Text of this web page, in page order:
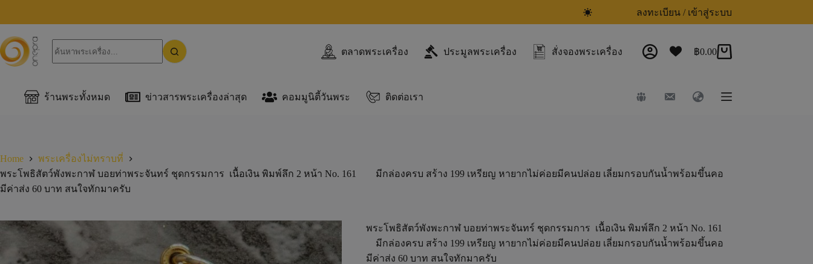
ลงทะเบียน / เข้าสู่ระบบ
ตลาดพระเครื่อง ประมูลพระเครื่อง สั่งจองพระเครื่อง ฿0.00
ร้านพระทั้งหมด ข่าวสารพระเครื่องล่าสุด คอมมูนิตี้วันพระ ติดต่อเรา
Home
พระเครื่องไม่ทราบที่
พระโพธิสัตว์พังพะกาฬ บอยท่าพระจันทร์ ชุดกรรมการ เนื้อเงิน พิมพ์ลึก 2 หน้า No. 161 มีกล่องครบ สร้าง 199 เหรียญ หายากไม่ค่อยมีคนปล่อย เลี่ยมกรอบกันน้ำพร้อมขึ้นคอ
มีค่าส่ง 60 บาท สนใจทักมาครับ
พระโพธิสัตว์พังพะกาฬ บอยท่าพระจันทร์ ชุดกรรมการ เนื้อเงิน พิมพ์ลึก 2 หน้า No. 161
มีกล่องครบ สร้าง 199 เหรียญ หายากไม่ค่อยมีคนปล่อย เลี่ยมกรอบกันน้ำพร้อมขึ้นคอ
มีค่าส่ง 60 บาท สนใจทักมาครับ